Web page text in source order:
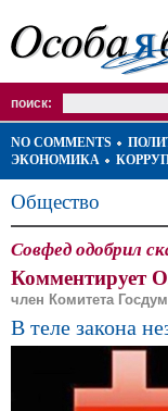
поиск:
NO COMMENTS
ЭКОНОМИКА
Общество
Совфед одобрил
Комментирует
член Комитета
В теле закона